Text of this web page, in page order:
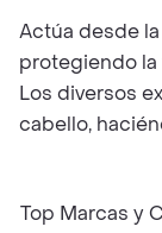
Actúa desde
protegiendo la
Los diversos
cabello,
Top Marcas y